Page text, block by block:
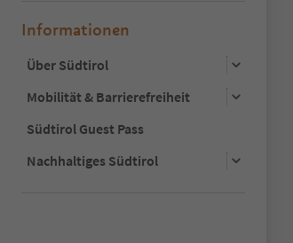
Informationen
Über Südtirol
Mobilität & Barrierefreiheit
Südtirol Guest Pass
Nachhaltiges Südtirol